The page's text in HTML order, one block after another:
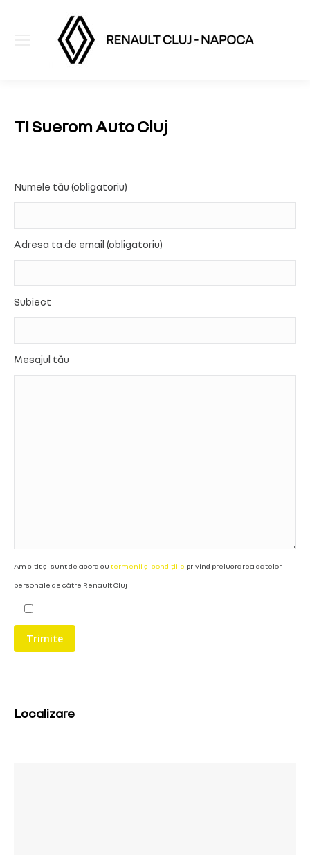
TI Suerom Auto Cluj
Numele tău (obligatoriu)
Adresa ta de email (obligatoriu)
Subiect
Mesajul tău
Am citit și sunt de acord cu termenii și condițiile privind prelucrarea datelor
personale de către Renault Cluj
Localizare